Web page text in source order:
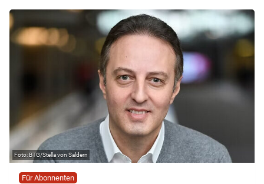
BTG/Stella von Saldern
Für Abonnenten